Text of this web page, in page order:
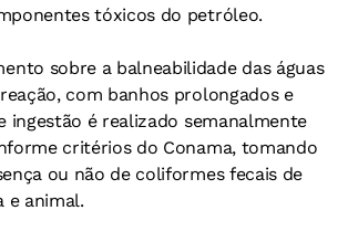
tóxicos do petróleo.
sobre a balneabilidade das águas
com banhos prolongados e
ingestão é realizado semanalmente
critérios do Conama, tomando
ou não de coliformes fecais de
e animal.